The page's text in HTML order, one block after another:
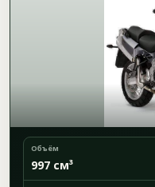
Объём
997 см³